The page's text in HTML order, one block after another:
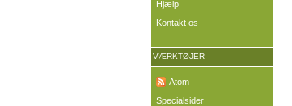
Hjælp
Kontakt os
VÆRKTØJER
Atom
Specialsider